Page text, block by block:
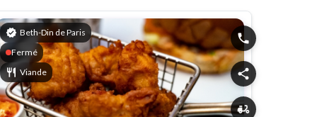
verified Beth-Din de Paris
Fermé
restaurant Viande
phone
share
delivery_dining